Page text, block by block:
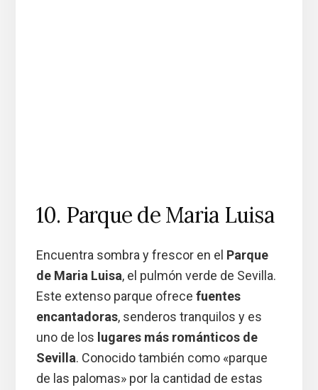
10. Parque de Maria Luisa
Encuentra sombra y frescor en el Parque
de Maria Luisa, el pulmón verde de Sevilla.
Este extenso parque ofrece fuentes
encantadoras, senderos tranquilos y es
uno de los lugares más románticos de
Sevilla. Conocido también como «parque
de las palomas» por la cantidad de estas